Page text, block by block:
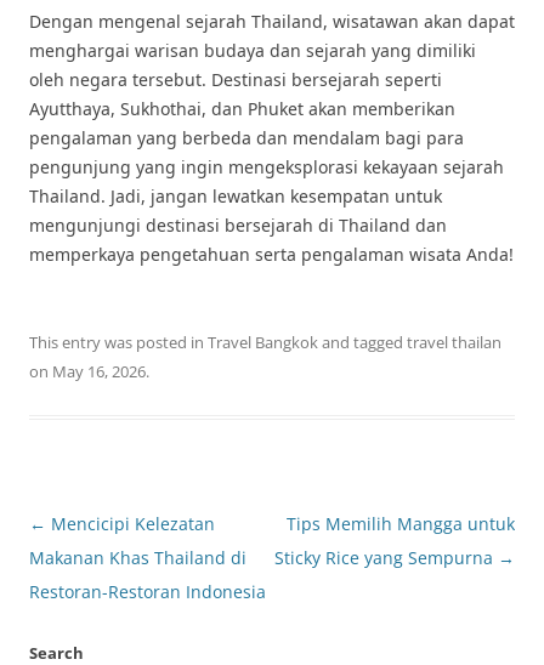
Dengan mengenal sejarah Thailand, wisatawan akan dapat
menghargai warisan budaya dan sejarah yang dimiliki
oleh negara tersebut. Destinasi bersejarah seperti
Ayutthaya, Sukhothai, dan Phuket akan memberikan
pengalaman yang berbeda dan mendalam bagi para
pengunjung yang ingin mengeksplorasi kekayaan sejarah
Thailand. Jadi, jangan lewatkan kesempatan untuk
mengunjungi destinasi bersejarah di Thailand dan
memperkaya pengetahuan serta pengalaman wisata Anda!
This entry was posted in Travel Bangkokand tagged travel thailan
on May 16, 2026.
Post
navigation
← Mencicipi Kelezatan
Makanan Khas Thailand di
Restoran-Restoran Indonesia
Tips Memilih Mangga untuk
Sticky Rice yang Sempurna →
Search